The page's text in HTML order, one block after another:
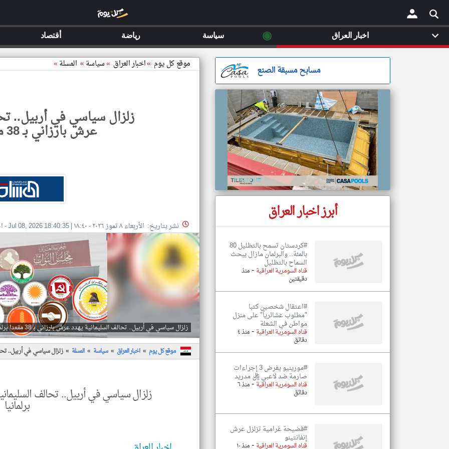
× موقع كل يوم »اخبار العراق »سياسة» المسلة»
زلزال سياسي في أربيل..
عرش بارزاني بـ 38 مقعدا برلمانيا
نشر بتاريخ: الأربعاء ٨ تموز ٢٠٢٦ - ١٨:٤٠ |
Jul 08, 2026 18:40:35
-
زلزال سياسي في أربيل.. تحالف السليمانية يهدد عرش بارزاني بـ 38 مقعدا برلمانيا
موقع كل يوم اخبار العراق سياسة المسلة زلزال سياسي في أربيل.. تحالف
برلمانيا
مسابح مسبقة الصنع
أبرز اخبار العراق
#كردستان تسمح بالتظليل 80
بالمئة.. والبرلمان مازال يبحث
السماح بالتظليل
قناه السومرية العراقية -منذ
دقيقتين
#اعتقال شخصين كتبا
"مطلوب عشائرياً" على منزل
مواطن في الشعلة
قناه السومرية العراقية - منذ ٤
دقائق
#مورينيو يفرض 3 إجراءات
صارمة ضد لاعبي ريال مدريد
قناه السومرية العراقية- منذ ٦
دقائق
#فضيحة غرامية تزلزل عرش
إنفانتينو
قناه السومرية العراقية - منذ ١٠
اخبار العراق ◉ سياسة رياضة أقتصاد